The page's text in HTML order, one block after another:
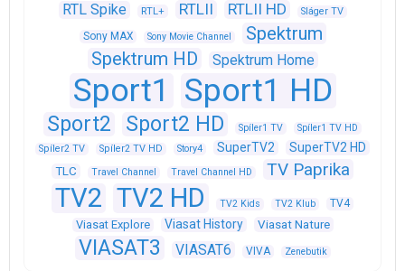
RTL Spike RTL+ RTLII RTLII HD Sláger TV
Sony MAX Sony Movie Channel
Spektrum
Spektrum HD
Spektrum Home
Sport1 Sport1 HD
Sport2 Sport2 HD Spíler1 TV
Spíler1 TV HD
Spíler2 TV
Spíler2 TV HD Story4 SuperTV2 SuperTV2 HD
TLC Travel Channel Travel Channel HD TV Paprika
TV2 TV2 HD TV2 Kids TV2 Klub TV4
Viasat Explore Viasat History Viasat Nature
VIASAT3 VIASAT6 VIVA Zenebutik